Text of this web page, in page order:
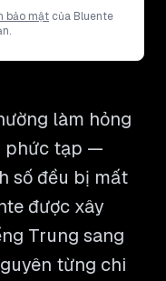
bảo mật của Bluente
làm hỏng
phức tạp —
số đều bị mất
được xây
Trung sang
từng chi